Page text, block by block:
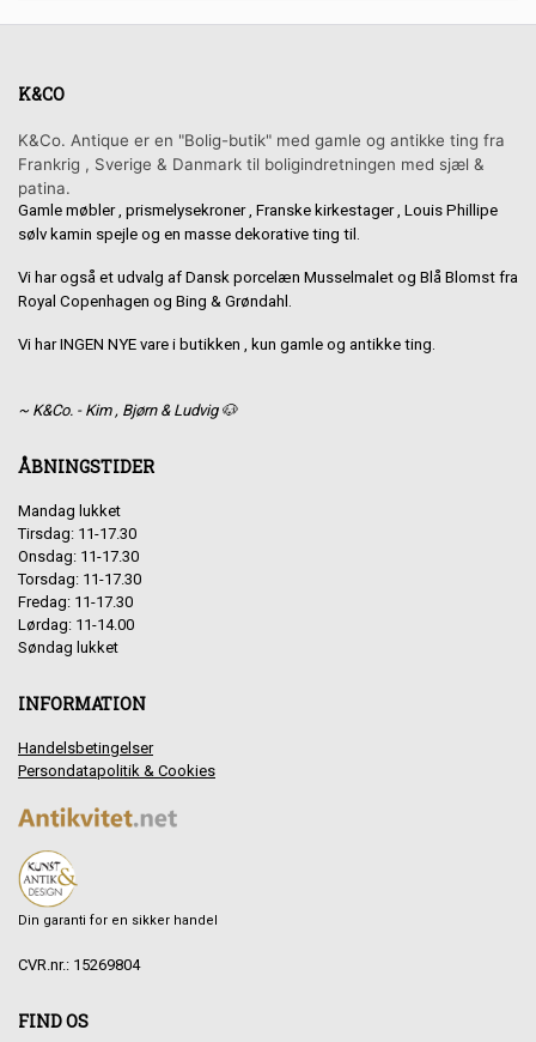
K&CO
K&Co. Antique er en "Bolig-butik" med gamle og antikke ting fra
Frankrig , Sverige & Danmark til boligindretningen med sjæl &
patina.
Gamle møbler , prismelysekroner , Franske kirkestager , Louis Phillipe
sølv kamin spejle og en masse dekorative ting til.
Vi har også et udvalg af Dansk porcelæn Musselmalet og Blå Blomst fra
Royal Copenhagen og Bing & Grøndahl.
Vi har INGEN NYE vare i butikken , kun gamle og antikke ting.
~ K&Co. - Kim , Bjørn & Ludvig 🐶
ÅBNINGSTIDER
Mandag lukket
Tirsdag: 11-17.30
Onsdag: 11-17.30
Torsdag: 11-17.30
Fredag: 11-17.30
Lørdag: 11-14.00
Søndag lukket
INFORMATION
Handelsbetingelser
Persondatapolitik & Cookies
Din garanti for en sikker handel
CVR.nr.: 15269804
FIND OS